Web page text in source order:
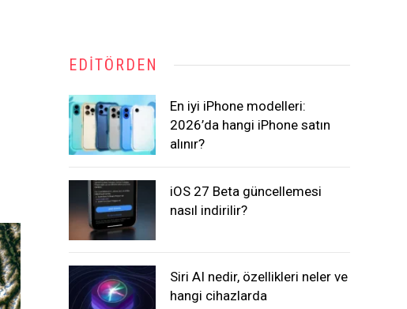
EDITÖRDEN
En iyi iPhone modelleri:
2026’da hangi iPhone satın
alınır?
iOS 27 Beta güncellemesi
nasıl indirilir?
Siri AI nedir, özellikleri neler ve
hangi cihazlarda